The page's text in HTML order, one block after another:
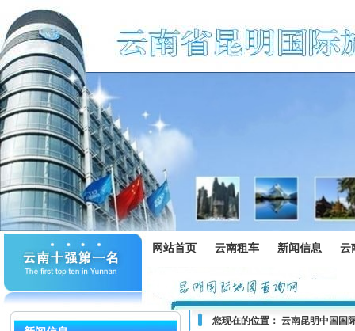
网站首页 云南租车 新闻信息 云
您现在的位置： 云南昆明中国国